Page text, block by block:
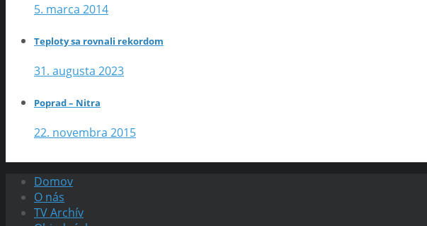
5. marca 2014
Teploty sa rovnali rekordom
31. augusta 2023
Poprad – Nitra
22. novembra 2015
Domov
O nás
TV Archív